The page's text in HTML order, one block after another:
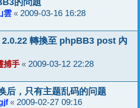
的問題
雲 « 2009-03-16 16:28
轉換至 phpBB3 post 內
捕手 « 2009-03-12 22:28
后，只有主题乱码的问题
« 2009-02-27 09:16